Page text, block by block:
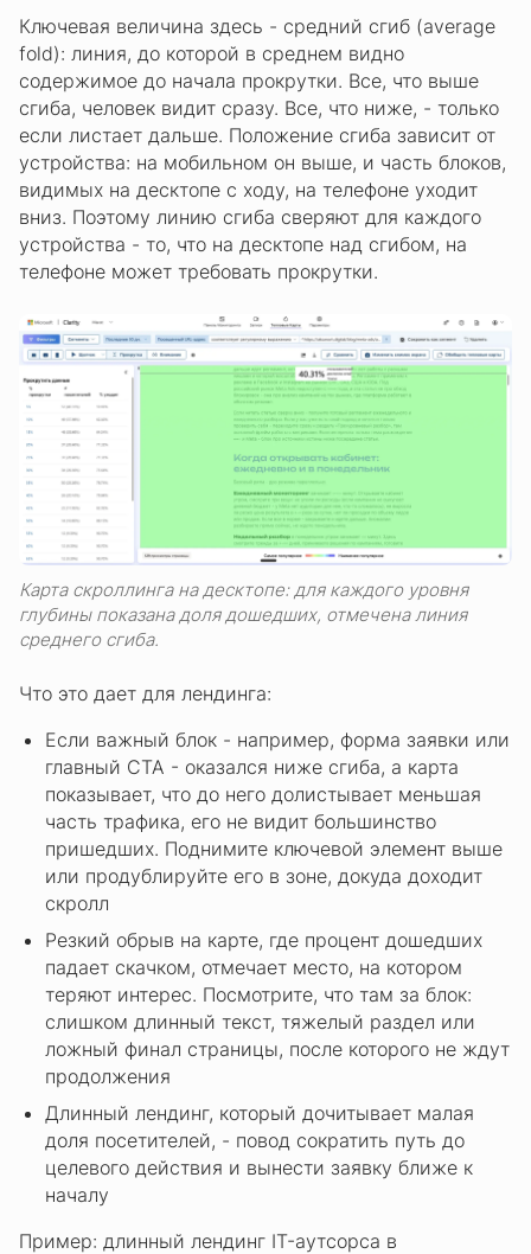
Ключевая величина здесь - средний сгиб (average
fold): линия, до которой в среднем видно
содержимое до начала прокрутки. Все, что выше
сгиба, человек видит сразу. Все, что ниже, - только
если листает дальше. Положение сгиба зависит от
устройства: на мобильном он выше, и часть блоков,
видимых на десктопе с ходу, на телефоне уходит
вниз. Поэтому линию сгиба сверяют для каждого
устройства - то, что на десктопе над сгибом, на
телефоне может требовать прокрутки.
Карта скроллинга на десктопе: для каждого уровня
глубины показана доля дошедших, отмечена линия
среднего сгиба.
Что это дает для лендинга:
Если важный блок - например, форма заявки или
главный CTA - оказался ниже сгиба, а карта
показывает, что до него долистывает меньшая
часть трафика, его не видит большинство
пришедших. Поднимите ключевой элемент выше
или продублируйте его в зоне, докуда доходит
скролл
Резкий обрыв на карте, где процент дошедших
падает скачком, отмечает место, на котором
теряют интерес. Посмотрите, что там за блок:
слишком длинный текст, тяжелый раздел или
ложный финал страницы, после которого не ждут
продолжения
Длинный лендинг, который дочитывает малая
доля посетителей, - повод сократить путь до
целевого действия и вынести заявку ближе к
началу
Пример: длинный лендинг IT-аутсорса в